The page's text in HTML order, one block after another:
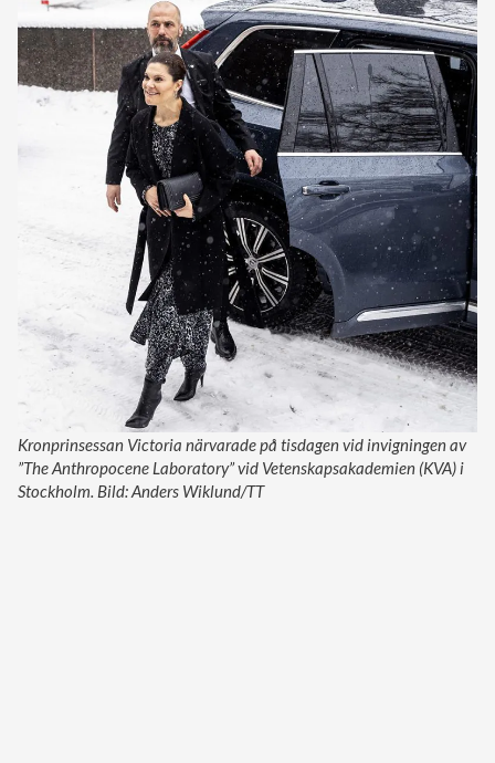
Kronprinsessan Victoria närvarade på tisdagen vid invigningen av
”The Anthropocene Laboratory” vid Vetenskapsakademien (KVA) i
Stockholm. Bild: Anders Wiklund/TT